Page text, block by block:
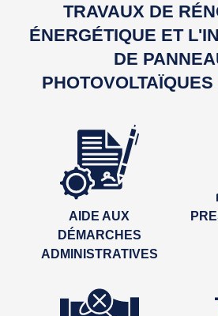
TRAVAUX DE
ÉNERGÉTIQUE ET
DE
AIDE AUX
DÉMARCHES
ADMINISTRATIVES